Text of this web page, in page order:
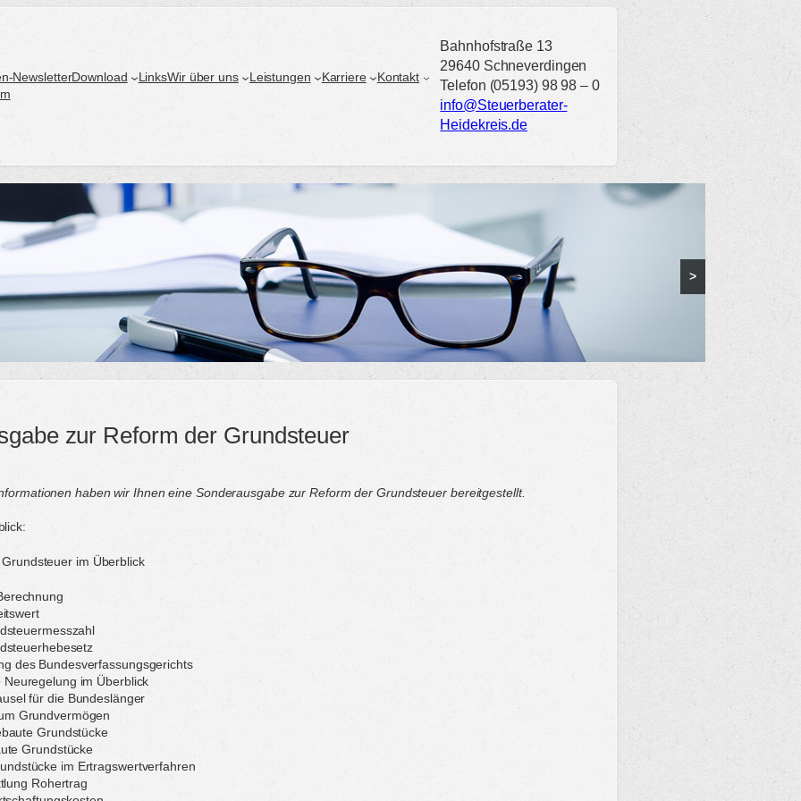
NewsletterDownload LinksWir über uns Leistungen Karriere
Kontakt
Bahnhofstraße 13
29640 Schneverdingen
Telefon (05193) 98 98 – 0
info@Steuerberater-
Heidekreis.de
>
zur Reform der Grundsteuer
haben wir Ihnen eine Sonderausgabe zur Reform der Grundsteuer bereitgestellt.
im Überblick
des Bundesverfassungsgerichts
Neuregelung im Überblick
für die Bundeslänger
Grundvermögen
Grundstücke
Grundstücke
im Ertragswertverfahren
Rohertrag